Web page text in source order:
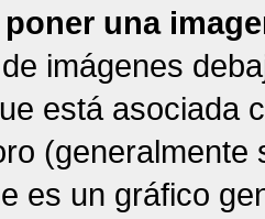
una
imágenes
está asociada
es un gráfico